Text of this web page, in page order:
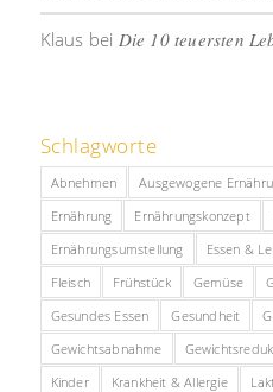
Klaus bei Die 10 teuersten
Schlagworte
Abnehmen Ausgewogene
Ernährung
Ernährungskonzept
Ernährungsumstellung
Essen &
Fleisch
Frühstück Gemüse
Gesundes Essen
Gesundheit
Gewichtsabnahme
Kinder
Krankheit & Allergie